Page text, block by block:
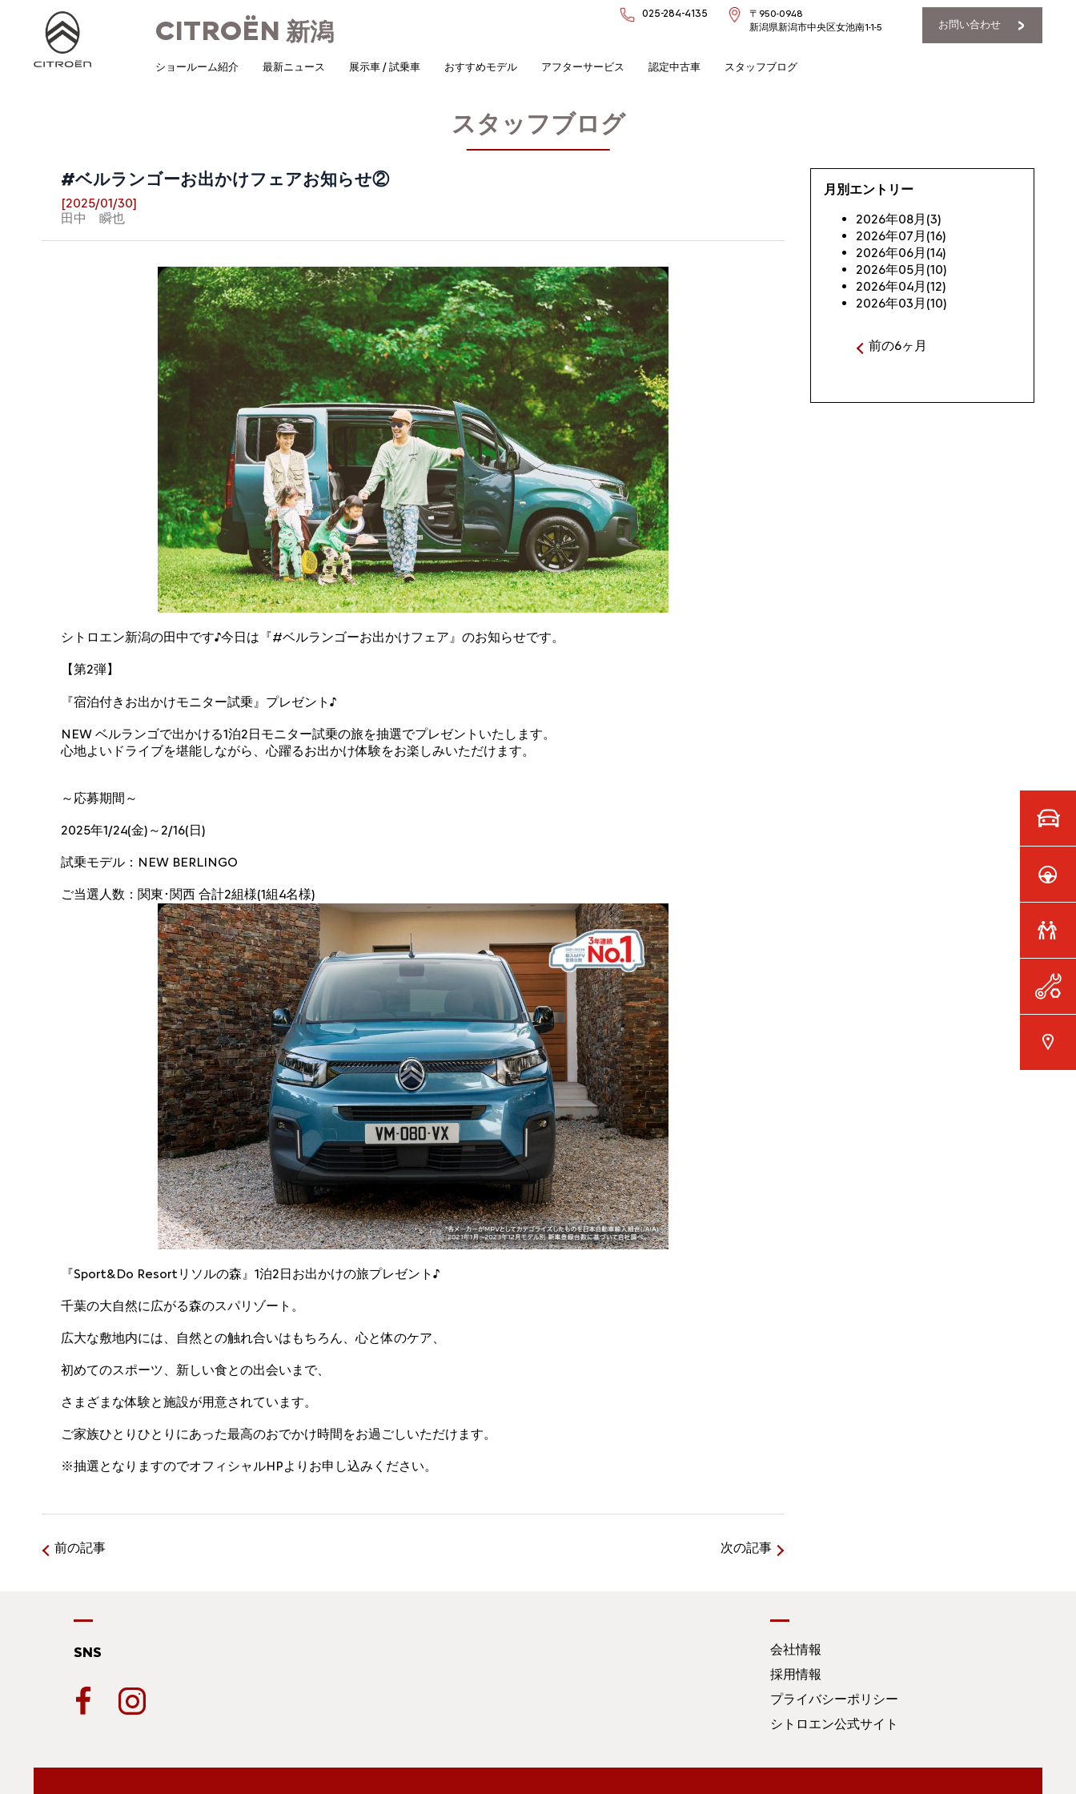
CITROËN 新潟
025-284-4135
〒950-0948
新潟県新潟市中央区女池南1-1-5
お問い合わせ
ショールーム紹介 最新ニュース 展示車 / 試乗車 おすすめモデル アフターサービス 認定中古車 スタッフブログ
スタッフブログ
#ベルランゴーお出かけフェアお知らせ②
[2025/01/30]
田中 瞬也
シトロエン新潟の田中です♪今日は『#ベルランゴーお出かけフェア』のお知らせです。
【第2弾】
『宿泊付きお出かけモニター試乗』プレゼント♪
NEW ベルランゴで出かける1泊2日モニター試乗の旅を抽選でプレゼントいたします。
心地よいドライブを堪能しながら、心躍るお出かけ体験をお楽しみいただけます。
～応募期間～
2025年1/24(金)～2/16(日)
試乗モデル：NEW BERLINGO
ご当選人数：関東･関西 合計2組様(1組4名様)
『Sport&Do Resortリソルの森』1泊2日お出かけの旅プレゼント♪
千葉の大自然に広がる森のスパリゾート。
広大な敷地内には、自然との触れ合いはもちろん、心と体のケア、
初めてのスポーツ、新しい食との出会いまで、
さまざまな体験と施設が用意されています。
ご家族ひとりひとりにあった最高のおでかけ時間をお過ごしいただけます。
※抽選となりますのでオフィシャルHPよりお申し込みください。
前の記事 次の記事
月別エントリー
2026年08月(3)
2026年07月(16)
2026年06月(14)
2026年05月(10)
2026年04月(12)
2026年03月(10)
前の6ヶ月
SNS
会社情報
採用情報
プライバシーポリシー
シトロエン公式サイト